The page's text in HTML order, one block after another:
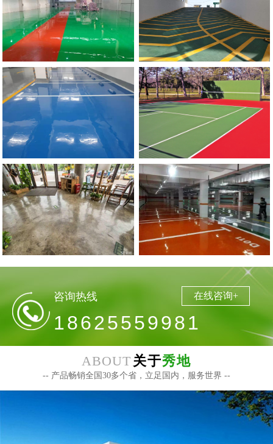
动
滑
郑
州
市
政
委
停
车
场
防
坡 河南硅PU球场地坪
环氧复古地坪 郑
州
环
氧
自
流
平
地
坪施
工
咨询热线
18625559981
在线咨询+
ABOUT 关于秀地
-- 产品畅销全国30多个省，立足国内，服务世界 --